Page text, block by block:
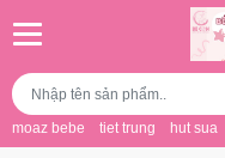
moaz bebe tiet trung hut sua